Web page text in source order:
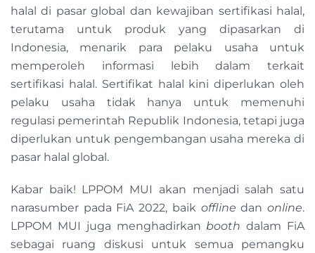
halal di pasar global dan kewajiban sertifikasi halal,
terutama untuk produk yang dipasarkan di
Indonesia, menarik para pelaku usaha untuk
memperoleh informasi lebih dalam terkait
sertifikasi halal. Sertifikat halal kini diperlukan oleh
pelaku usaha tidak hanya untuk memenuhi
regulasi pemerintah Republik Indonesia, tetapi juga
diperlukan untuk pengembangan usaha mereka di
pasar halal global.
Kabar baik! LPPOM MUI akan menjadi salah satu
narasumber pada FiA 2022, baik offline danonline.
LPPOM MUI juga menghadirkan booth dalam FiA
sebagai ruang diskusi untuk semua pemangku